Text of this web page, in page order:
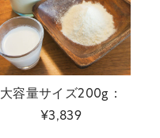
大容量サイズ200g：
¥3,839